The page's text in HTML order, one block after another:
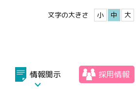
文字の大きさ 小 中 大
情報開示 採用情報